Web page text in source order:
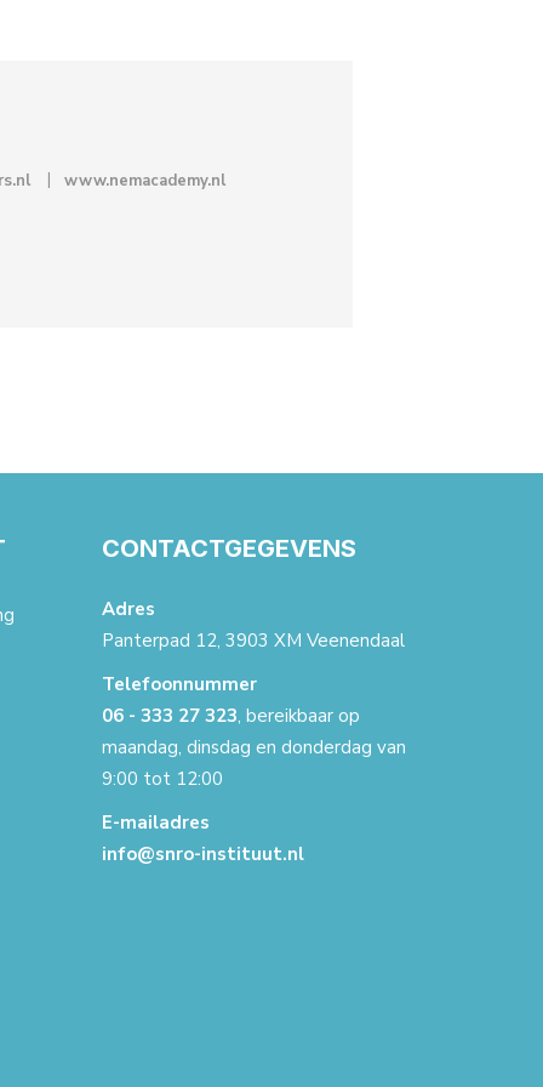
www.nemacademy.nl
CONTACTGEGEVENS
Adres
Panterpad 12, 3903 XM Veenendaal
Telefoonnummer
06 - 333 27 323, bereikbaar op
maandag, dinsdag en donderdag van
9:00 tot 12:00
E-mailadres
info@snro-instituut.nl